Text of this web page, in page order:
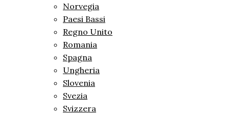
Norvegia
Paesi Bassi
Regno Unito
Romania
Spagna
Ungheria
Slovenia
Svezia
Svizzera